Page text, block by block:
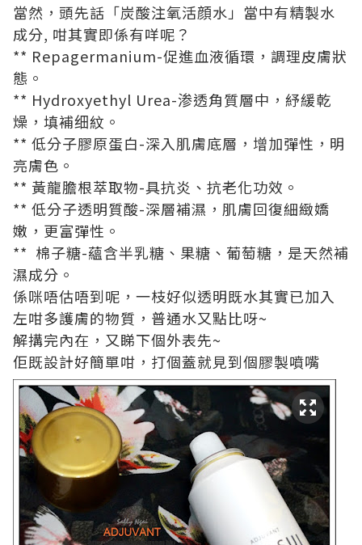
當然，頭先話「炭酸注氧活顔水」當中有精製水
成分, 咁其實即係有咩呢？
** Repagermanium-促進血液循環，調理皮膚狀
態。
** Hydroxyethyl Urea-渗透角質層中，紓緩乾
燥，填補细紋。
** 低分子膠原蛋白-深入肌膚底層，增加彈性，明
亮膚色。
** 黃龍膽根萃取物-具抗炎、抗老化功效。
** 低分子透明質酸-深層補濕，肌膚回復細緻嬌
嫩，更富彈性。
** 棉子糖-蘊含半乳糖、果糖、葡萄糖，是天然補
濕成分。
係咪唔估唔到呢，一枝好似透明既水其實已加入
左咁多護膚的物質，普通水又點比呀~
解搆完內在，又睇下個外表先~
佢既設計好簡單咁，打個蓋就見到個膠製噴嘴